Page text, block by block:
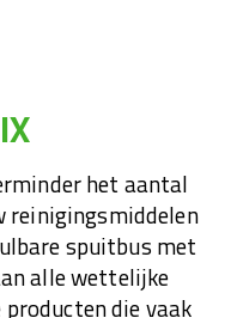
het aantal
reinigingsmiddelen
spuitbus met
alle wettelijke
die vaak